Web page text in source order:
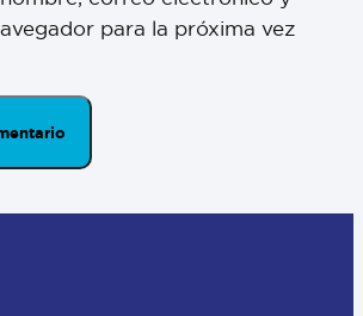
para la próxima vez